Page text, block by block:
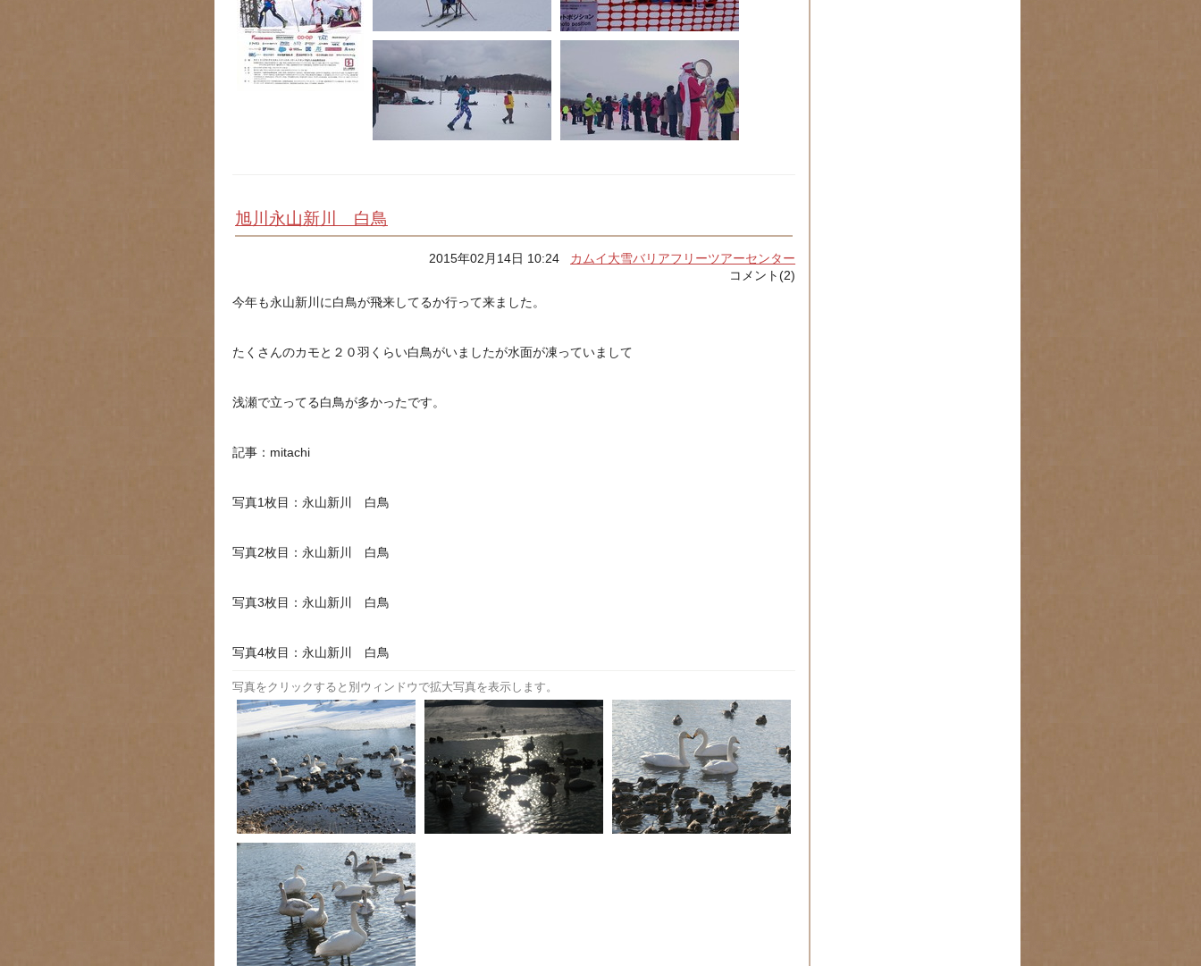
旭川永山新川 白鳥
2015年02月14日 10:24 カムイ大雪バリアフリーツアーセンター
コメント(2)
今年も永山新川に白鳥が飛来してるか行って来ました。
たくさんのカモと２０羽くらい白鳥がいましたが水面が凍っていまして
浅瀬で立ってる白鳥が多かったです。
記事：mitachi
写真1枚目：永山新川 白鳥
写真2枚目：永山新川 白鳥
写真3枚目：永山新川 白鳥
写真4枚目：永山新川 白鳥
写真をクリックすると別ウィンドウで拡大写真を表示します。